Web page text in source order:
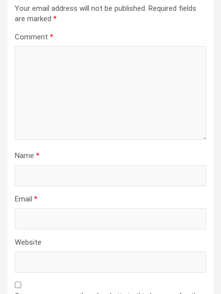
Your email address will not be published. Required fields
are marked *
Comment *
Name *
Email *
Website